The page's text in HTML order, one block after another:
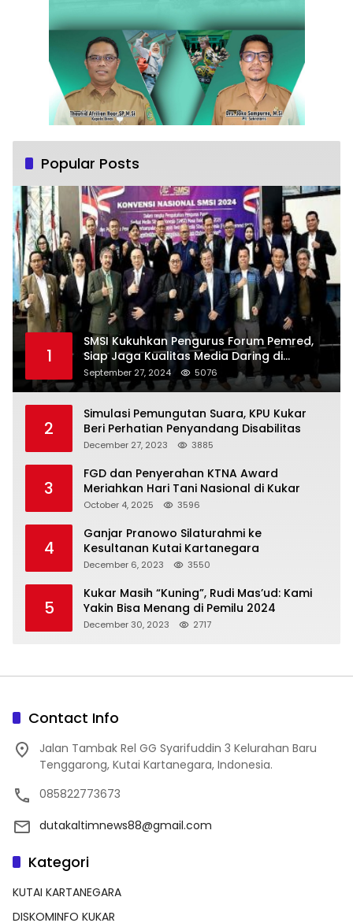
Popular Posts
1
SMSI Kukuhkan Pengurus Forum Pemred,
Siap Jaga Kualitas Media Daring di
Indonesia
September 27, 2024 5076
2
Simulasi Pemungutan Suara, KPU Kukar
Beri Perhatian Penyandang Disabilitas
December 27, 2023 3885
3
FGD dan Penyerahan KTNA Award
Meriahkan Hari Tani Nasional di Kukar
October 4, 2025 3596
4
Ganjar Pranowo Silaturahmi ke
Kesultanan Kutai Kartanegara
December 6, 2023 3550
5
Kukar Masih “Kuning”, Rudi Mas’ud: Kami
Yakin Bisa Menang di Pemilu 2024
December 30, 2023 2717
Contact Info
Jalan Tambak Rel GG Syarifuddin 3 Kelurahan Baru
Tenggarong, Kutai Kartanegara, Indonesia.
085822773673
dutakaltimnews88@gmail.com
Kategori
KUTAI KARTANEGARA
DISKOMINFO KUKAR